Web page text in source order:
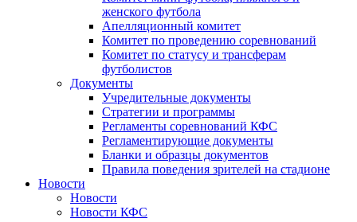
женского футбола
Апелляционный комитет
Комитет по проведению соревнований
Комитет по статусу и трансферам
футболистов
Документы
Учредительные документы
Стратегии и программы
Регламенты соревнований КФС
Регламентирующие документы
Бланки и образцы документов
Правила поведения зрителей на стадионе
Новости
Новости
Новости КФС